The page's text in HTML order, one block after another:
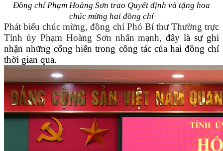
Đồng chí Phạm Hoàng Sơn trao Quyết định và tặng hoa
chúc mừng hai đồng chí
Phát biểu chúc mừng, đồng chí Phó Bí thư Thường trực
Tỉnh ủy Phạm Hoàng Sơn nhấn mạnh,đây là sự ghi
nhận những cống hiến trong công tác của hai đồng chí
thời gian qua.